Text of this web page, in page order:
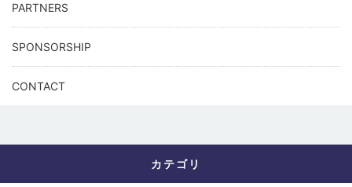
PARTNERS
SPONSORSHIP
CONTACT
カテゴリ